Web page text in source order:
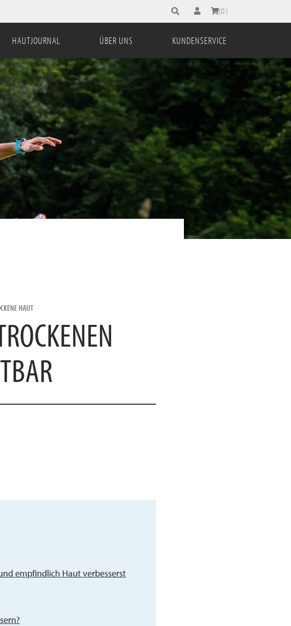
Suchbegriff eingeben
(0 )
HAUTJOURNAL ÜBER UNS KUNDENSERVICE
HAUT
empfindlich Haut verbesserst